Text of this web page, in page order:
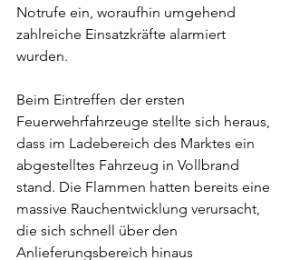
Notrufe ein, woraufhin umgehend
zahlreiche Einsatzkräfte alarmiert
wurden.
Beim Eintreffen der ersten
Feuerwehrfahrzeuge stellte sich heraus,
dass im Ladebereich des Marktes ein
abgestelltes Fahrzeug in Vollbrand
stand. Die Flammen hatten bereits eine
massive Rauchentwicklung verursacht,
die sich schnell über den
Anlieferungsbereich hinaus